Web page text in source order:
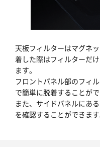
天板フィルターはマグネ
着した際はフィルターだ
ます。
フロントパネル部のフィ
で簡単に脱着することがで
また、サイドパネルにあ
を確認することができます